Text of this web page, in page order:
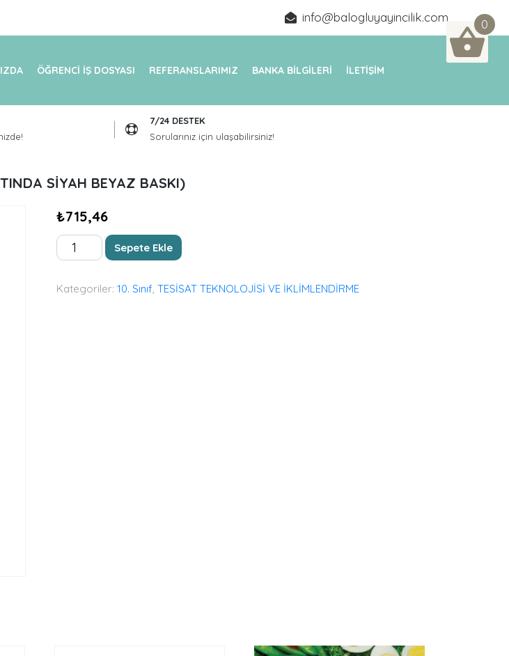
info@balogluyayincilik.com
ÖĞRENCİ İŞ DOSYASI REFERANSLARIMIZ BANKA BİLGİLERİ İLETİŞİM
7/24 DESTEK
Sorularınız için ulaşabilirsiniz!
SİYAH BEYAZ BASKI)
₺715,46
ISITMA
VE
TESİSATI
Sepete Ekle
Kategoriler:10. Sınıf,TESİSAT TEKNOLOJİSİ VE İKLİMLENDİRME
0